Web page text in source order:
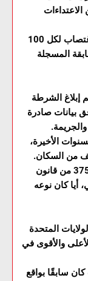
ففي المتوسط كان لديها أكثر من 25 حالة اغتصاب لكل 100
المسجلة
تم إبلاغ الشرطة
ألف نسمة، وفق بيانات صادرة
الأخيرة،
ويُعرَّف الاغتصاب في بلجيكا بموجب المادة 375 من قانون
أيا كان نوعه
المتحدة
والأقوى في
سابقًا بواقع